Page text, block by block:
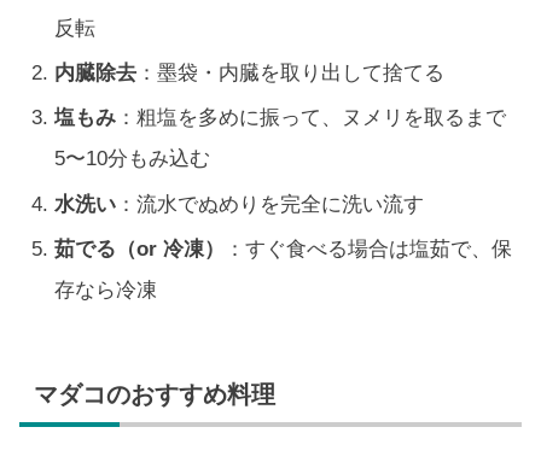
反転
内臓除去 ：墨袋・内臓を取り出して捨てる
塩もみ ：粗塩を多めに振って、ヌメリを取るまで
5〜10分もみ込む
水洗い ：流水でぬめりを完全に洗い流す
茹でる（or 冷凍）
：すぐ食べる場合は塩茹で、保
存なら冷凍
マダコのおすすめ料理